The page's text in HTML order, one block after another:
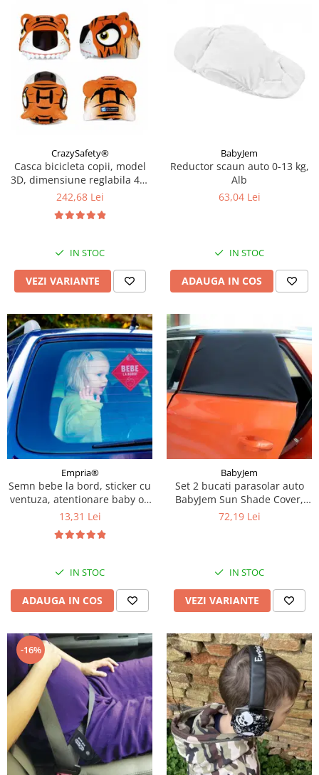
CrazySafety®
Casca bicicleta copii, model
3D, dimensiune reglabila 49-
55 cm, 2-7 ani, Diverse
242,68 Lei
IN STOC
VEZI VARIANTE
BabyJem
Reductor scaun auto 0-13 kg,
Alb
63,04 Lei
IN STOC
ADAUGA IN COS
Empria®
Semn bebe la bord, sticker cu
ventuza, atentionare baby on
board, siguranta auto,
13,31 Lei
IN STOC
ADAUGA IN COS
BabyJem
Set 2 bucati parasolar auto
BabyJem Sun Shade Cover,
Diverse marimi
72,19 Lei
IN STOC
VEZI VARIANTE
-16%